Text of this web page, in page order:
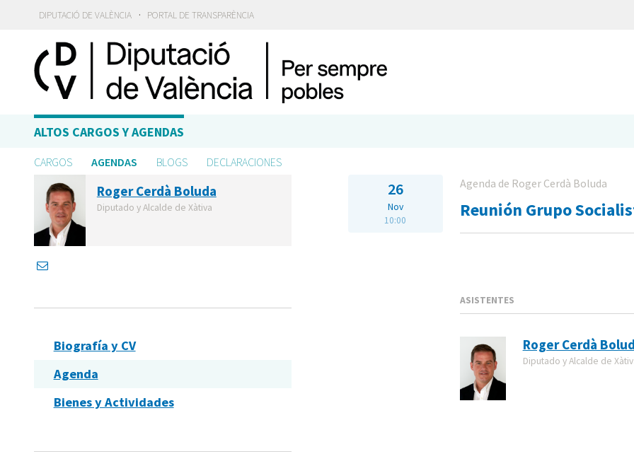
DIPUTACIÓ DE VALÈNCIA · PORTAL DE TRANSPARÈNCIA
ALTOS CARGOS Y AGENDAS
CARGOS AGENDAS BLOGS DECLARACIONES
Roger Cerdà Boluda
Diputado y Alcalde de Xàtiva
Biografía y CV
Agenda
Bienes y Actividades
26
Nov
10:00
Agenda de Roger Cerdà Boluda
Reunión Grupo
ASISTENTES
Roger Cerdà
Diputado y Alcalde de